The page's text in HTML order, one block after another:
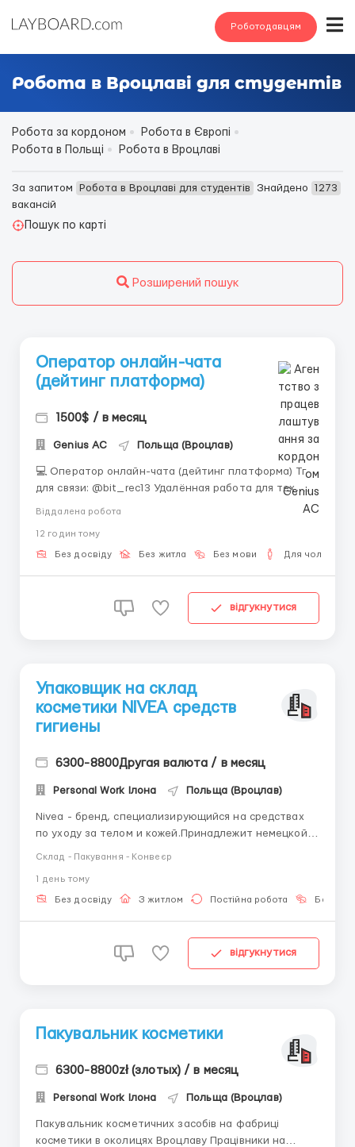
Роботодавцям
Робота в Вроцлаві для студентів
Робота за кордоном
Робота в Європі
Робота в Польщі
Робота в Вроцлаві
За запитом Робота в Вроцлаві для студентів Знайдено
1273
вакансій
Пошук по карті
Розширений пошук
Оператор онлайн-чата
(дейтинг платформа)
1500$ / в месяц
Genius AС Польща (Вроцлав)
💻 Оператор онлайн-чата (дейтинг платформа) Тг
для связи: @bit_rec13 Удалённая работа для тех,
кто хочет зарабатывать выше среднего и готов
ведение переписки на английском языке через
внутреннюю платформу (аккаунт предоставляется,
Віддалена робота
12 годин тому
Без досвіду Без житла Без мови Для чоловіків
відгукнутися
Упаковщик на склад
косметики NIVEA средств
гигиены
6300-8800Другая валюта / в месяц
Personal Work Ілона Польща (Вроцлав)
Nivea - бренд, специализирующийся на средствах
по уходу за телом и кожей.Принадлежит немецкой
упаковку, маркировку готовой продукции:
косметики, кремов, шампуней. Заработная плата: В
Склад - Пакування - Конвеєр
1 день тому
Без досвіду З житлом Постійна робота Без
відгукнутися
Пакувальник косметики
6300-8800zł (злотых) / в месяц
Personal Work Ілона Польща (Вроцлав)
Пакувальник косметичних засобів на фабриці
косметики в околицях Вроцлаву Працівники на